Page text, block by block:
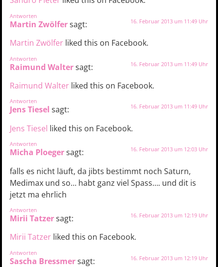
Antworten
Martin Zwölfersagt: 16. Februar 2013 um 11:49 Uhr
Martin Zwölfer liked this on Facebook.
Antworten
Raimund Waltersagt: 16. Februar 2013 um 11:49 Uhr
Raimund Walter liked this on Facebook.
Antworten
Jens Tiesel sagt: 16. Februar 2013 um 11:49 Uhr
Jens Tiesel liked this on Facebook.
Antworten
Micha Ploegersagt: 16. Februar 2013 um 12:03 Uhr
falls es nicht läuft, da jibts bestimmt noch Saturn,
Medimax und so… habt ganz viel Spass…. und dit is
jetzt ma ehrlich
Antworten
Mirii Tatzersagt: 16. Februar 2013 um 12:19 Uhr
Mirii Tatzer liked this on Facebook.
Antworten
Sascha Bressmersagt: 16. Februar 2013 um 12:19 Uhr